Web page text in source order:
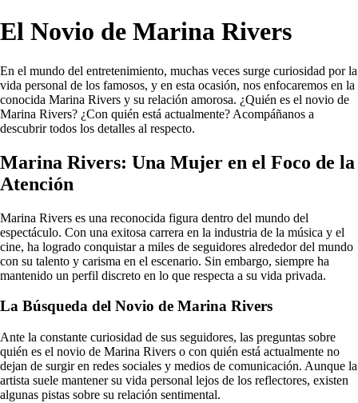
El Novio de Marina Rivers
En el mundo del entretenimiento, muchas veces surge curiosidad por la
vida personal de los famosos, y en esta ocasión, nos enfocaremos en la
conocida Marina Rivers y su relación amorosa. ¿Quién es el novio de
Marina Rivers? ¿Con quién está actualmente? Acompáñanos a
descubrir todos los detalles al respecto.
Marina Rivers: Una Mujer en el Foco de la
Atención
Marina Rivers es una reconocida figura dentro del mundo del
espectáculo. Con una exitosa carrera en la industria de la música y el
cine, ha logrado conquistar a miles de seguidores alrededor del mundo
con su talento y carisma en el escenario. Sin embargo, siempre ha
mantenido un perfil discreto en lo que respecta a su vida privada.
La Búsqueda del Novio de Marina Rivers
Ante la constante curiosidad de sus seguidores, las preguntas sobre
quién es el novio de Marina Rivers o con quién está actualmente no
dejan de surgir en redes sociales y medios de comunicación. Aunque la
artista suele mantener su vida personal lejos de los reflectores, existen
algunas pistas sobre su relación sentimental.